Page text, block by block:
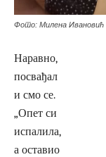
Фото: Милена Ивановић
Наравно,
посвађал
и смо се.
„Опет си
испалила,
а оставио